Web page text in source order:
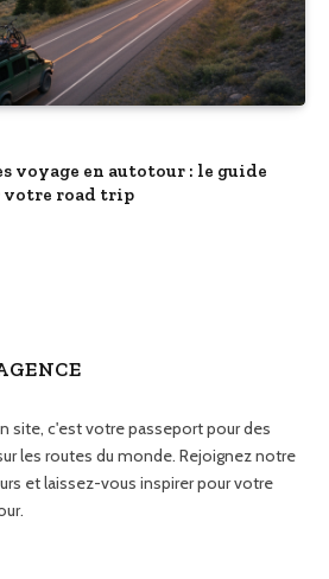
voyage en autotour : le guide
votre road trip
site, c'est votre passeport pour des
les routes du monde. Rejoignez notre
et laissez-vous inspirer pour votre